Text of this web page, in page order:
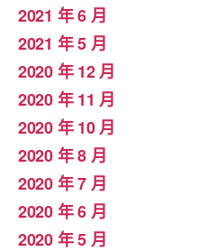
2021 年 6 月
2021 年 5 月
2020 年 12 月
2020 年 11 月
2020 年 10 月
2020 年 8 月
2020 年 7 月
2020 年 6 月
2020 年 5 月